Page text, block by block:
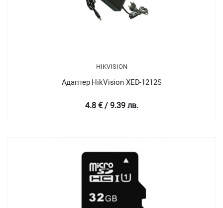
HIKVISION
Адаптер HikVision XED-1212S
4.8 € / 9.39 лв.